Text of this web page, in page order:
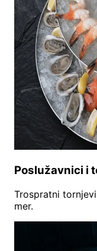
Poslužavnici i
Trospratni
mer.